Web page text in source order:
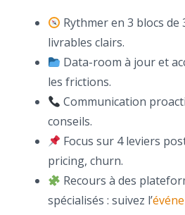
Rythmer en 3 blocs
livrables clairs.
Data-room à jour et
les frictions.
Communication
conseils.
Focus sur 4 leviers
pricing, churn.
Recours à des
spécialisés : suivez l’